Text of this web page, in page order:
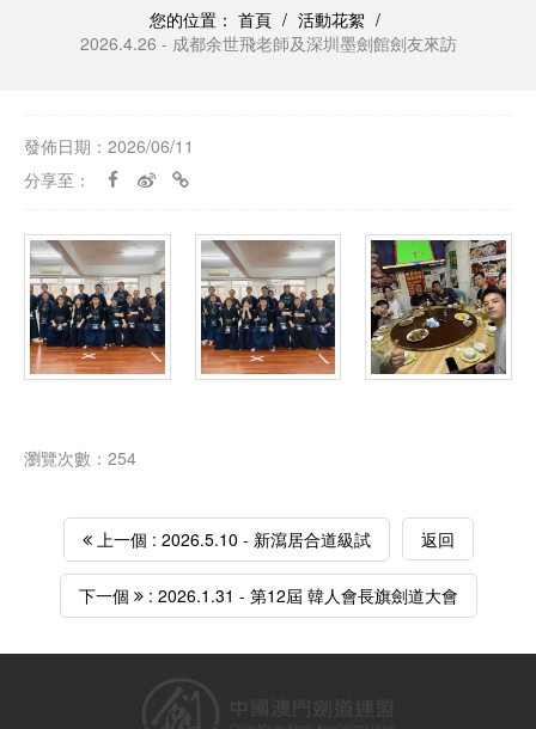
您的位置： 首頁 / 活動花絮 /
2026.4.26 - 成都余世飛老師及深圳墨劍館劍友來訪
發佈日期：2026/06/11
分享至：
瀏覽次數：254
上一個 : 2026.5.10 - 新瀉居合道級試 返回
下一個 : 2026.1.31 - 第12屆 韓人會長旗劍道大會